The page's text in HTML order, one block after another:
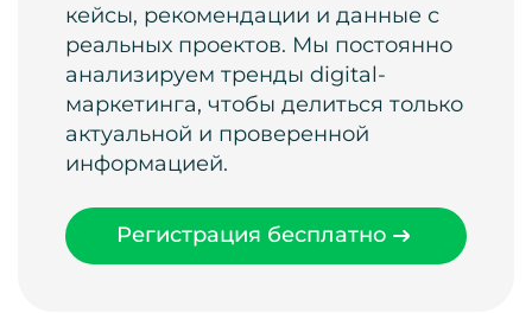
кейсы, рекомендации и данные с
реальных проектов. Мы постоянно
анализируем тренды digital-
маркетинга, чтобы делиться только
актуальной и проверенной
информацией.
Регистрация бесплатно